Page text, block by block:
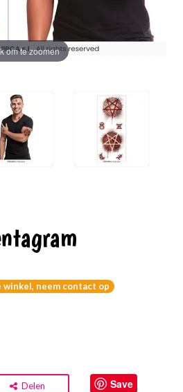
om te zoomen
neem contact op
Delen Save